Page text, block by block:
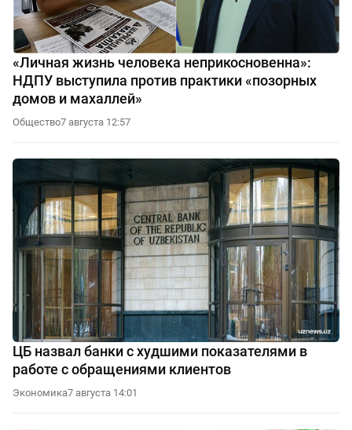
«Личная жизнь человека неприкосновенна»:
НДПУ выступила против практики «позорных
домов и махаллей»
Общество7 августа 12:57
ЦБ назвал банки с худшими показателями в
работе с обращениями клиентов
Экономика7 августа 14:01